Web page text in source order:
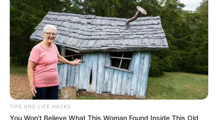
Hier geht es zu denschönsten Ausflugszielen und
Sehenswürdigkeiten in Sachsen-Anhalt, zu denen die
schönsten Städte,sehenswerte Schlösserund viele
weitere Touristenziele gehören.
TIPS AND LIFE HACKS
You Won't Believe What This Woman Found Inside This Old